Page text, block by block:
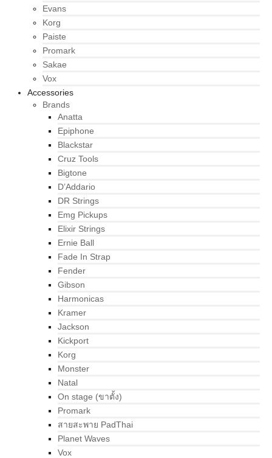
Evans
Korg
Paiste
Promark
Sakae
Vox
Accessories
Brands
Anatta
Epiphone
Blackstar
Cruz Tools
Bigtone
D’Addario
DR Strings
Emg Pickups
Elixir Strings
Ernie Ball
Fade In Strap
Fender
Gibson
Harmonicas
Kramer
Jackson
Kickport
Korg
Monster
Natal
On stage (ขาตั้ง)
Promark
สายสะพาย PadThai
Planet Waves
Vox